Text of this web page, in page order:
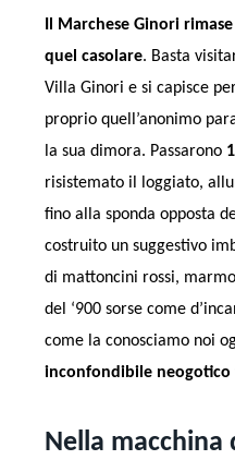
Il Marchese Ginori
quel casolare. Basta
Villa Ginori e si capisce
proprio quell’anonimo
la sua dimora. Passarono
risistemato il loggiato,
fino alla sponda opposta
costruito un suggestivo
di mattoncini rossi,
del ‘900 sorse come
come la conosciamo noi
inconfondibile neogotico
Nella